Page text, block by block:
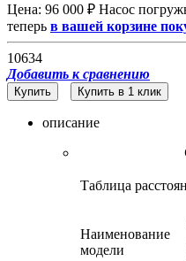
Цена: 96 000 ₽ Насос
теперь в вашей корзине
10634
Добавить к сравнению
описание
Таблица
Наименование
модели